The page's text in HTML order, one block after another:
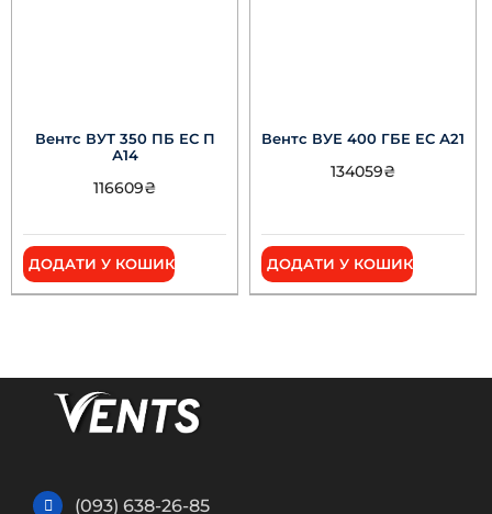
Вентс ВУТ 350 ПБ ЕС П
А14
116609₴
ДОДАТИ У КОШИК
Вентс ВУЕ 400 ГБЕ ЕС А21
134059₴
ДОДАТИ У КОШИК
(093) 638-26-85